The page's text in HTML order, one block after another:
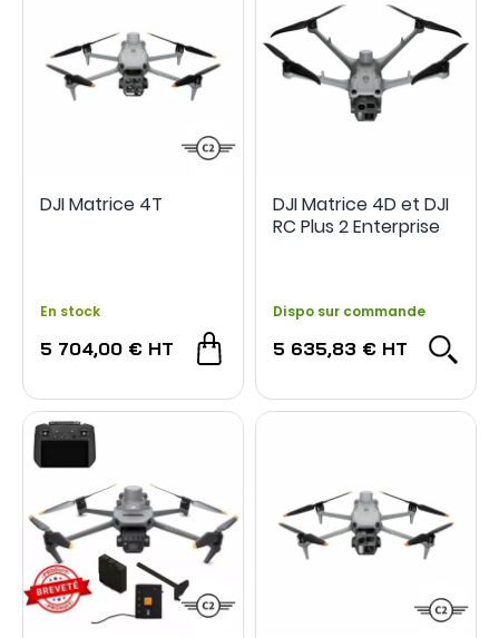
DJI Matrice 4T
En stock
5 704,00 € HT
DJI Matrice 4D et DJI
RC Plus 2 Enterprise
Dispo sur commande
5 635,83 € HT